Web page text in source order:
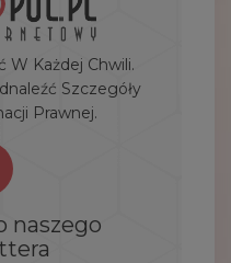
W Każdej Chwili.
Szczegóły
Prawnej.
naszego